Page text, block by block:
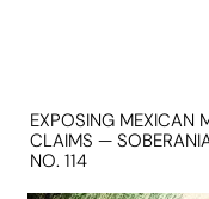
EXPOSING MEXICAN
CLAIMS —
NO. 114